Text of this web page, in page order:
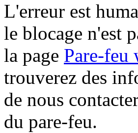
L'erreur est
le blocage n'est
la page Pare-feu
trouverez des
de nous
du pare-feu.